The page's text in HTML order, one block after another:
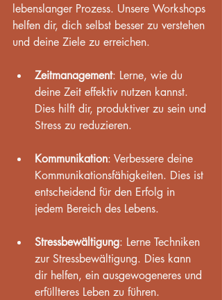
lebenslanger Prozess. Unsere Workshops
helfen dir, dich selbst besser zu verstehen
und deine Ziele zu erreichen.
Zeitmanagement: Lerne, wie du
deine Zeit effektiv nutzen kannst.
Dies hilft dir, produktiver zu sein und
Stress zu reduzieren.
Kommunikation: Verbessere deine
Kommunikationsfähigkeiten. Dies ist
entscheidend für den Erfolg in
jedem Bereich des Lebens.
Stressbewältigung: Lerne Techniken
zur Stressbewältigung. Dies kann
dir helfen, ein ausgewogeneres und
erfüllteres Leben zu führen.